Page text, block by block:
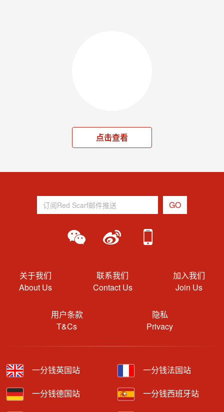
点击查看
关于我们
About Us
联系我们
Contact Us
加入我们
Join Us
用户条款
T&Cs
隐私
Privacy
一分钱英国站 一分钱法国站
一分钱德国站 一分钱西班牙站